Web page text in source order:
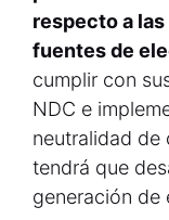
respecto a
fuentes de
cumplir con
NDC e
neutralidad de
tendrá que
generación de